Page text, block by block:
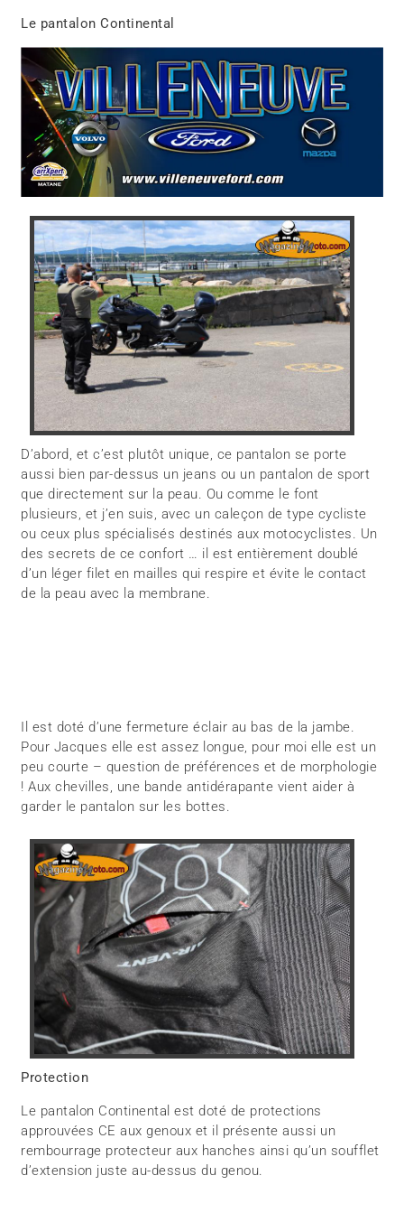
Le pantalon Continental
D’abord, et c’est plutôt unique, ce pantalon se porte
aussi bien par-dessus un jeans ou un pantalon de sport
que directement sur la peau. Ou comme le font
plusieurs, et j’en suis, avec un caleçon de type cycliste
ou ceux plus spécialisés destinés aux motocyclistes. Un
des secrets de ce confort … il est entièrement doublé
d’un léger filet en mailles qui respire et évite le contact
de la peau avec la membrane.
Il est doté d’une fermeture éclair au bas de la jambe.
Pour Jacques elle est assez longue, pour moi elle est un
peu courte – question de préférences et de morphologie
! Aux chevilles, une bande antidérapante vient aider à
garder le pantalon sur les bottes.
Protection
Le pantalon Continental est doté de protections
approuvées CE aux genoux et il présente aussi un
rembourrage protecteur aux hanches ainsi qu’un soufflet
d’extension juste au-dessus du genou.